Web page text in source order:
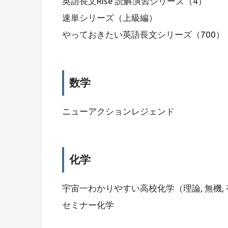
速単シリーズ（上級編）
やっておきたい英語長文シリーズ（700）
数学
ニューアクションレジェンド
化学
宇宙一わかりやすい高校化学（理論, 無機,
セミナー化学